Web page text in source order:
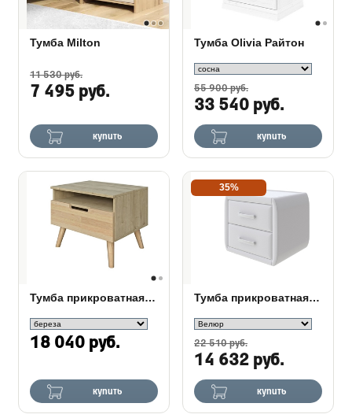
Тумба Milton
11 530 руб.
7 495 руб.
купить
Тумба Olivia Райтон
55 900 руб.
33 540 руб.
купить
Тумба прикроватная Lagom
18 040 руб.
купить
35%
Тумба прикроватная Comfy 2
22 510 руб.
14 632 руб.
купить